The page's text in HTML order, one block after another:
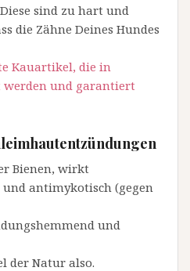
sind zu hart und
die Zähne Deines Hundes
Kauartikel, die in
werden und garantiert
Bienen, wirkt
antimykotisch (gegen
und
der Natur also.